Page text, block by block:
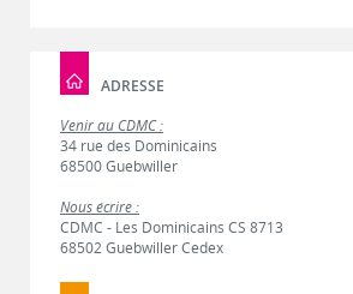
ADRESSE
Venir au CDMC :
34 rue des Dominicains
68500 Guebwiller
Nous écrire :
CDMC - Les Dominicains CS 8713
68502 Guebwiller Cedex